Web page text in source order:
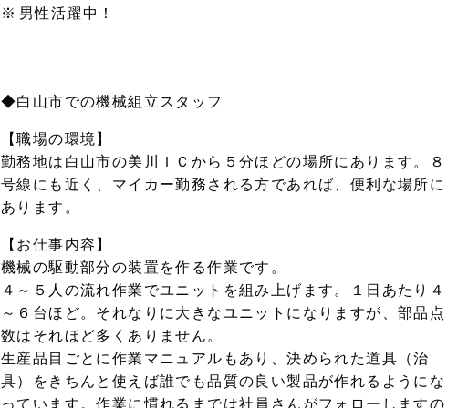
男性活躍中！
◆白山市での機械組立スタッフ
【職場の環境】
勤務地は白山市の美川ＩＣから５分ほどの場所にあります。８
号線にも近く、マイカー勤務される方であれば、便利な場所に
あります。
【お仕事内容】
機械の駆動部分の装置を作る作業です。
４～５人の流れ作業でユニットを組み上げます。１日あたり４
～６台ほど。それなりに大きなユニットになりますが、部品点
数はそれほど多くありません。
生産品目ごとに作業マニュアルもあり、決められた道具（治
具）をきちんと使えば誰でも品質の良い製品が作れるようにな
っています。作業に慣れるまでは社員さんがフォローしますの